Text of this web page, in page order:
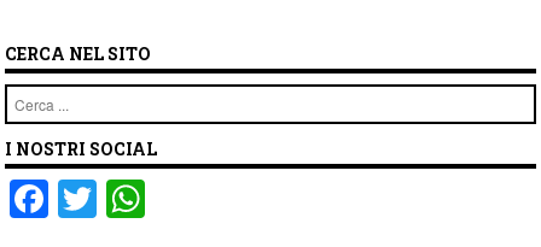
CERCA NEL SITO
Cerca
I NOSTRI SOCIAL
F T